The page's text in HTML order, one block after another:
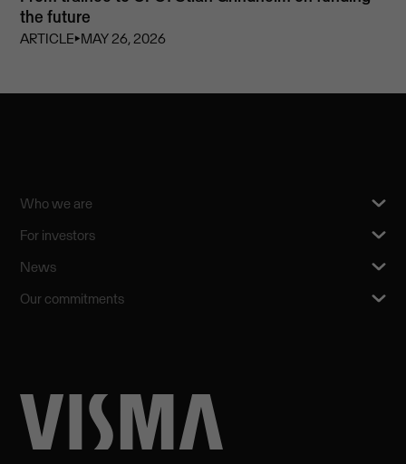
the future
ARTICLE⏵MAY 26, 2026
Who we are
For investors
News
Our commitments